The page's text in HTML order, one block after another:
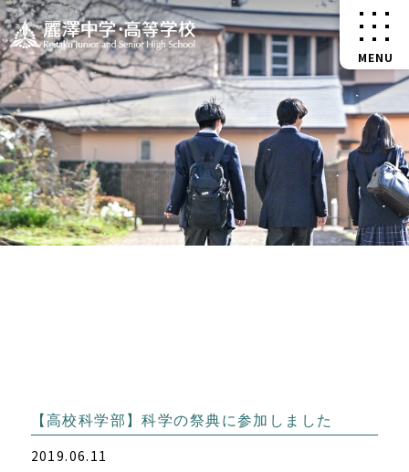
【高校科学部】科学の祭典に参加しました
2019.06.11